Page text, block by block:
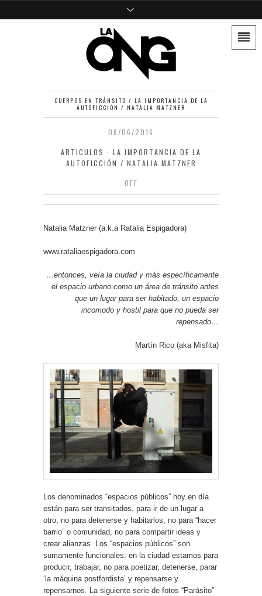
CUERPOS EN TRÁNSITO / LA IMPORTANCIA DE LA
AUTOFICCIÓN / NATALIA MATZNER
08/06/2016
ARTICULOS · LA IMPORTANCIA DE LA
AUTOFICCIÓN / NATALIA MATZNER
OFF
Natalia Matzner (a.k.a Ratalia Espigadora)
www.rataliaespigadora.com
…entonces, veía la ciudad y más específicamente
el espacio urbano como un área de tránsito antes
que un lugar para ser habitado, un espacio
incomodo y hostil para que no pueda ser
repensado…
Martín Rico (aka Misfita)
Los denominados “espacios públicos” hoy en día
están para ser transitados, para ir de un lugar a
otro, no para detenerse y habitarlos, no para “hacer
barrio” o comunidad, no para compartir ideas y
crear alianzas. Los “espacios públicos” son
sumamente funcionales: en la ciudad estamos para
producir, trabajar, no para poetizar, detenerse, parar
‘la máquina postfordista’ y repensarse y
repensarnos. La siguiente serie de fotos “Parásito”